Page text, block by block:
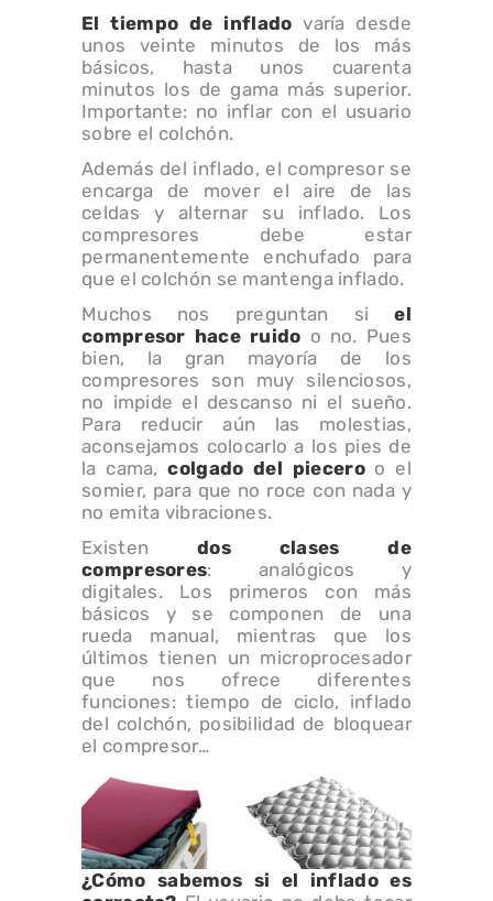
El tiempo de inflado varía desde
unos veinte minutos de los más
básicos, hasta unos cuarenta
minutos los de gama más superior.
Importante: no inflar con el usuario
sobre el colchón.
Además del inflado, el compresor se
encarga de mover el aire de las
celdas y alternar su inflado. Los
compresores debe estar
permanentemente enchufado para
que el colchón se mantenga inflado.
Muchos nos preguntan si el
compresor hace ruido o no. Pues
bien, la gran mayoría de los
compresores son muy silenciosos,
no impide el descanso ni el sueño.
Para reducir aún las molestias,
aconsejamos colocarlo a los pies de
la cama,colgado del pieceroo el
somier, para que no roce con nada y
no emita vibraciones.
Existen dos clases de
compresores: analógicos y
digitales. Los primeros con más
básicos y se componen de una
rueda manual, mientras que los
últimos tienen un microprocesador
que nos ofrece diferentes
funciones: tiempo de ciclo, inflado
del colchón, posibilidad de bloquear
el compresor…
¿Cómo sabemos si el inflado es